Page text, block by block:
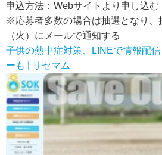
申込方法：Webサイトより申し込む
※応募者多数の場合は抽選となり、
（火）にメールで通知する
子供の熱中症対策、LINEで情報配
ーも | リセマム